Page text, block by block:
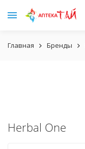
Главная Бренды
Herbal One